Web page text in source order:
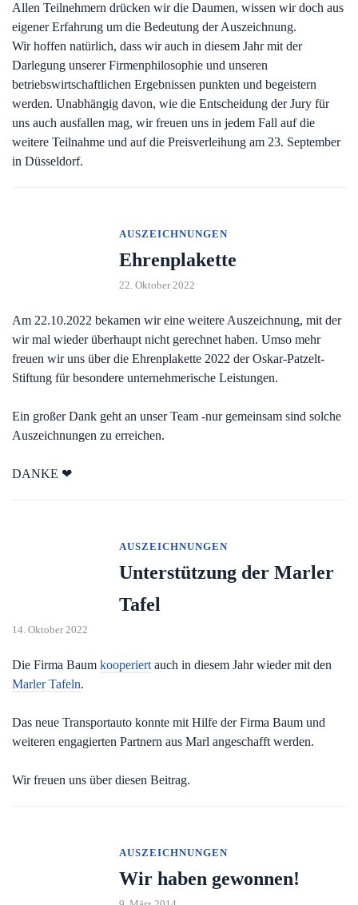
Allen Teilnehmern drücken wir die Daumen, wissen wir doch aus
eigener Erfahrung um die Bedeutung der Auszeichnung.
Wir hoffen natürlich, dass wir auch in diesem Jahr mit der
Darlegung unserer Firmenphilosophie und unseren
betriebswirtschaftlichen Ergebnissen punkten und begeistern
werden. Unabhängig davon, wie die Entscheidung der Jury für
uns auch ausfallen mag, wir freuen uns in jedem Fall auf die
weitere Teilnahme und auf die Preisverleihung am 23. September
in Düsseldorf.
AUSZEICHNUNGEN
Ehrenplakette
22. Oktober 2022
Am 22.10.2022 bekamen wir eine weitere Auszeichnung, mit der
wir mal wieder überhaupt nicht gerechnet haben. Umso mehr
freuen wir uns über die Ehrenplakette 2022 der Oskar-Patzelt-
Stiftung für besondere unternehmerische Leistungen.
Ein großer Dank geht an unser Team -nur gemeinsam sind solche
Auszeichnungen zu erreichen.
DANKE ❤
AUSZEICHNUNGEN
Unterstützung der Marler
Tafel
14. Oktober 2022
Die Firma Baum kooperiert auch in diesem Jahr wieder mit den
Marler Tafeln.
Das neue Transportauto konnte mit Hilfe der Firma Baum und
weiteren engagierten Partnern aus Marl angeschafft werden.
Wir freuen uns über diesen Beitrag.
AUSZEICHNUNGEN
Wir haben gewonnen!